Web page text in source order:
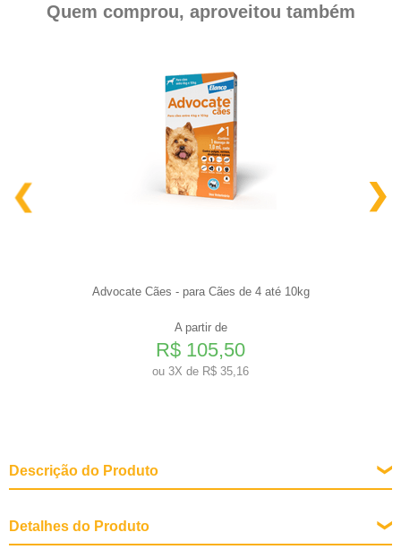
Quem comprou, aproveitou também
Advocate Cães - para Cães de 4 até 10kg
A partir de
R$ 105,50
ou 3X de R$ 35,16
Descrição do Produto
Detalhes do Produto